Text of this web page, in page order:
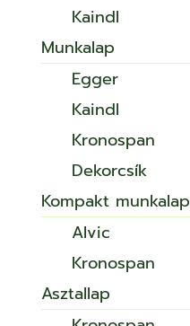
Kaindl
Munkalap
Egger
Kaindl
Kronospan
Dekorcsík
Kompakt munkalap
Alvic
Kronospan
Asztallap